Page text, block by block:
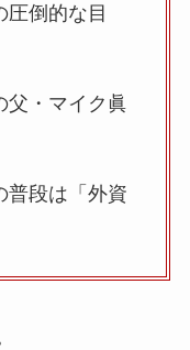
圧倒的な目
父・マイク眞
普段は「外資